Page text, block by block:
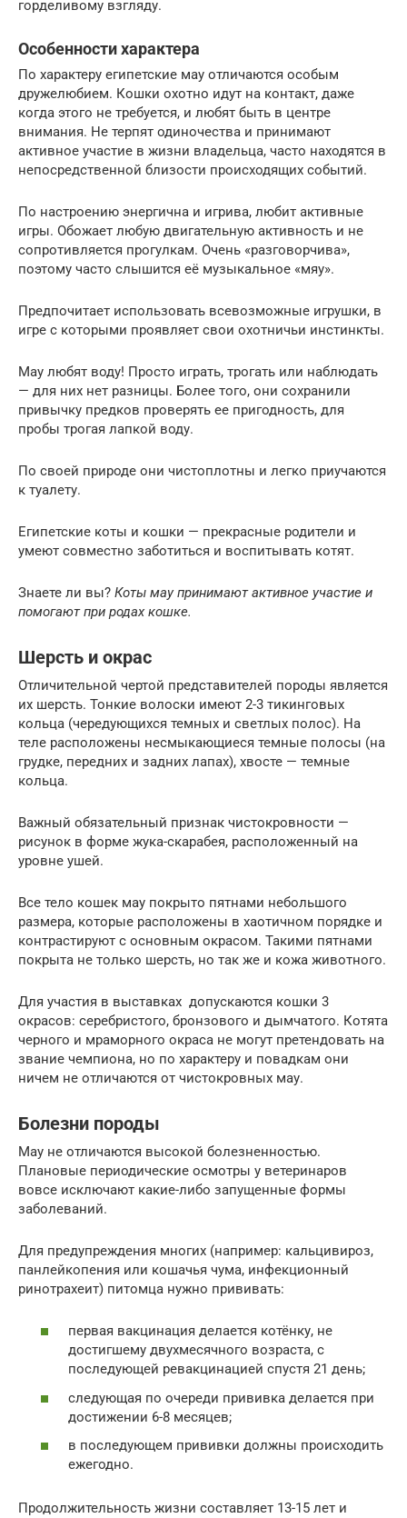
горделивому взгляду.
Особенности характера
По характеру египетские мау отличаются особым
дружелюбием. Кошки охотно идут на контакт, даже
когда этого не требуется, и любят быть в центре
внимания. Не терпят одиночества и принимают
активное участие в жизни владельца, часто находятся в
непосредственной близости происходящих событий.
По настроению энергична и игрива, любит активные
игры. Обожает любую двигательную активность и не
сопротивляется прогулкам. Очень «разговорчива»,
поэтому часто слышится её музыкальное «мяу».
Предпочитает использовать всевозможные игрушки, в
игре с которыми проявляет свои охотничьи инстинкты.
Мау любят воду! Просто играть, трогать или наблюдать
— для них нет разницы. Более того, они сохранили
привычку предков проверять ее пригодность, для
пробы трогая лапкой воду.
По своей природе они чистоплотны и легко приучаются
к туалету.
Египетские коты и кошки — прекрасные родители и
умеют совместно заботиться и воспитывать котят.
Знаете ли вы? Коты мау принимают активное участие и
помогают при родах кошке.
Шерсть и окрас
Отличительной чертой представителей породы является
их шерсть. Тонкие волоски имеют 2-3 тикинговых
кольца (чередующихся темных и светлых полос). На
теле расположены несмыкающиеся темные полосы (на
грудке, передних и задних лапах), хвосте — темные
кольца.
Важный обязательный признак чистокровности —
рисунок в форме жука-скарабея, расположенный на
уровне ушей.
Все тело кошек мау покрыто пятнами небольшого
размера, которые расположены в хаотичном порядке и
контрастируют с основным окрасом. Такими пятнами
покрыта не только шерсть, но так же и кожа животного.
Для участия в выставках допускаются кошки 3
окрасов: серебристого, бронзового и дымчатого. Котята
черного и мраморного окраса не могут претендовать на
звание чемпиона, но по характеру и повадкам они
ничем не отличаются от чистокровных мау.
Болезни породы
Мау не отличаются высокой болезненностью.
Плановые периодические осмотры у ветеринаров
вовсе исключают какие-либо запущенные формы
заболеваний.
Для предупреждения многих (например: кальцивироз,
панлейкопения или кошачья чума, инфекционный
ринотрахеит) питомца нужно прививать:
первая вакцинация делается котёнку, не
достигшему двухмесячного возраста, с
последующей ревакцинацией спустя 21 день;
следующая по очереди прививка делается при
достижении 6-8 месяцев;
в последующем прививки должны происходить
ежегодно.
Продолжительность жизни составляет 13-15 лет и